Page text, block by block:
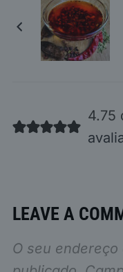
4.75
LEAVE A
O seu